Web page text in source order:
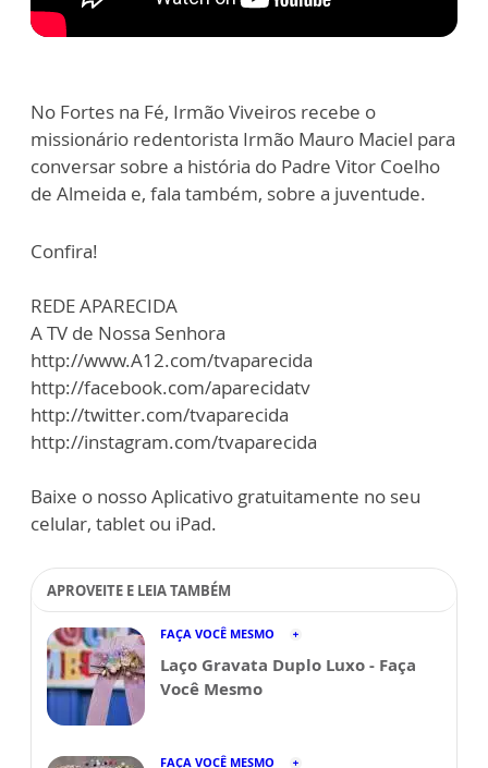
No Fortes na Fé, Irmão Viveiros recebe o
missionário redentorista Irmão Mauro Maciel para
conversar sobre a história do Padre Vitor Coelho
de Almeida e, fala também, sobre a juventude.
Confira!
REDE APARECIDA
A TV de Nossa Senhora
http://www.A12.com/tvaparecida
http://facebook.com/aparecidatv
http://twitter.com/tvaparecida
http://instagram.com/tvaparecida
Baixe o nosso Aplicativo gratuitamente no seu
celular, tablet ou iPad.
APROVEITE E LEIA TAMBÉM
FAÇA VOCÊ MESMO
Laço Gravata Duplo Luxo - Faça
Você Mesmo
FAÇA VOCÊ MESMO